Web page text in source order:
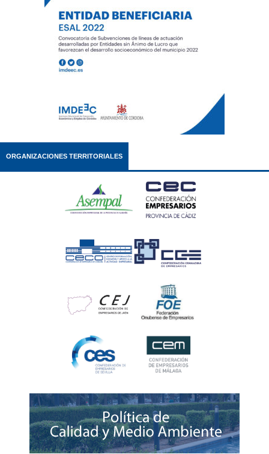
ORGANIZACIONES TERRITORIALES